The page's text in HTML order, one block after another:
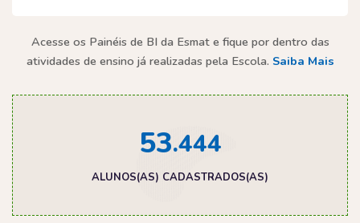
Acesse os Painéis de BI da Esmat e fique por dentro das
atividades de ensino já realizadas pela Escola.​ Saiba Mais
53.444
ALUNOS(AS) CADASTRADOS(AS)